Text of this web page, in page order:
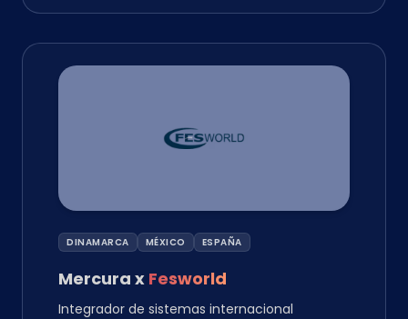
DINAMARCA MÉXICO ESPAÑA
Mercura x Fesworld
Integrador de sistemas internacional